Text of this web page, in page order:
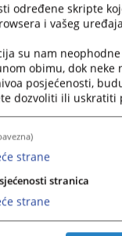
изабралиСанелу
2024. године.
на: Српски језик
на : Bosanski jezik
1035ПРЕГЛЕДА
određene skripte
i vašeg
su nam
obimu, dok
posjećenosti,
dozvoliti ili
strane
stranica
strane